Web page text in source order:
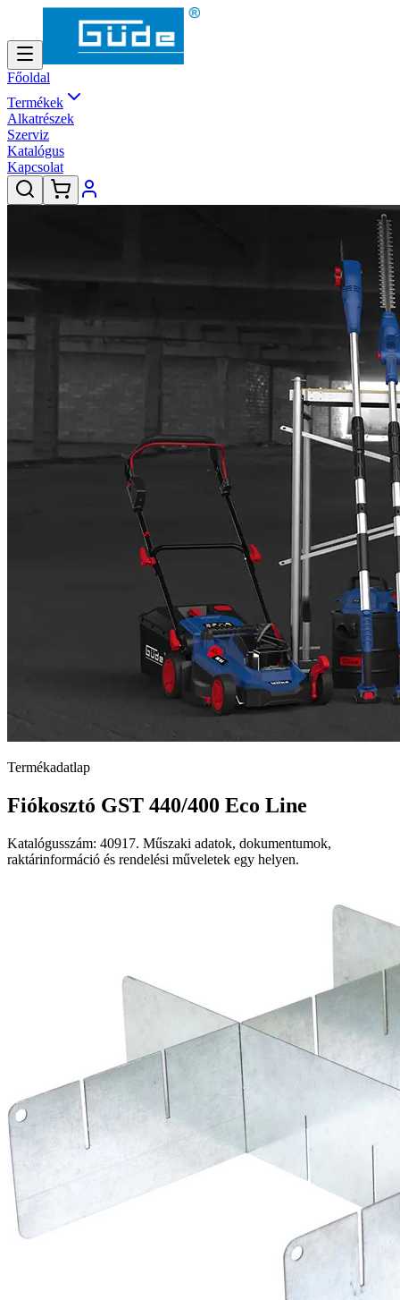
Főoldal
Termékek
Alkatrészek
Szerviz
Katalógus
Kapcsolat
Termékadatlap
Fiókosztó GST 440/400 Eco Line
Katalógusszám: 40917. Műszaki adatok, dokumentumok,
raktárinformáció és rendelési műveletek egy helyen.